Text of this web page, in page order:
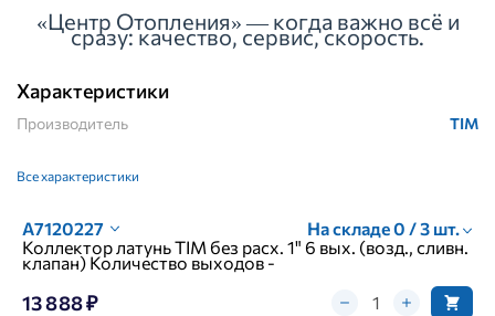
«Центр Отопления» — когда важно всё и
сразу: качество, сервис, скорость.
Характеристики
Производитель TIM
Все характеристики
A7120227
На складе 0 / 3 шт.
Коллектор латунь TIM без расх. 1" 6 вых. (возд., сливн.
клапан) Количество выходов -
13 888 ₽